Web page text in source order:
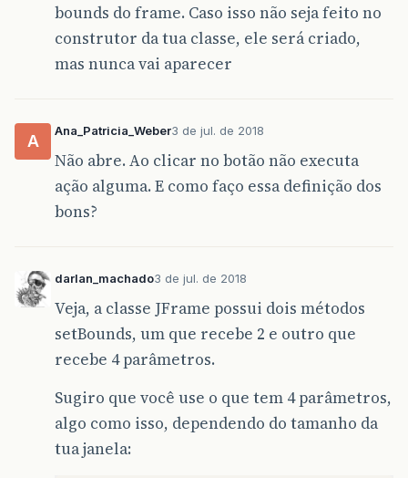
bounds do frame. Caso isso não seja feito no
construtor da tua classe, ele será criado,
mas nunca vai aparecer
A
Ana_Patricia_Weber3 de jul. de 2018
Não abre. Ao clicar no botão não executa
ação alguma. E como faço essa definição dos
bons?
darlan_machado3 de jul. de 2018
Veja, a classe JFrame possui dois métodos
setBounds, um que recebe 2 e outro que
recebe 4 parâmetros.
Sugiro que você use o que tem 4 parâmetros,
algo como isso, dependendo do tamanho da
tua janela: